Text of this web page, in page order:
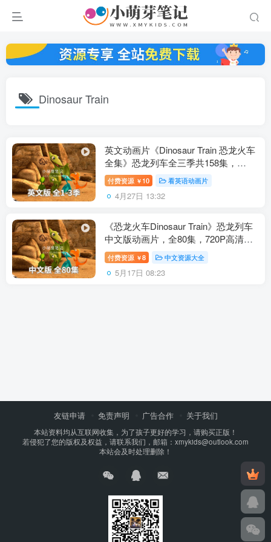
Dinosaur Train
英文动画片《Dinosaur Train 恐龙火车
全集》恐龙列车全三季共158集，
1080P高清视频带英文字幕，带配套音
频MP3，百度云网盘下载！
付费资源 ￥ 10 看英语动画片
4月27日 13:32
《恐龙火车Dinosaur Train》恐龙列车
中文版动画片，全80集，720P高清视
频带英文字幕，百度云网盘下载
付费资源 ￥8 中文资源大全
5月17日 08:23
友链申请 免责声明 广告合作 关于我们
本站资料均从互联网收集，为了孩子更好的学习，请购买正版！
若侵犯了您的版权及权益，请联系我们，邮箱：xmykids@outlook.com
本站会及时处理删除！